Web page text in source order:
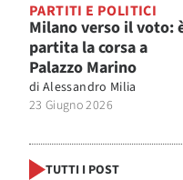
PARTITI E POLITICI
Milano verso il voto:
partita la corsa a
Palazzo Marino
di Alessandro Milia
23 Giugno 2026
TUTTI I POST